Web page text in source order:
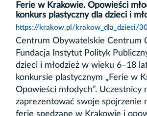
Ferie w Krakowie. Opowieści
konkurs plastyczny dla dzieci i
https://krakow.pl/krakow_dla_dzieci/
Centrum Obywatelskie Centrum
Fundacja Instytut Polityk
dzieci i młodzież w wieku 6–18
konkursie plastycznym „Ferie w
Opowieści młodych”. Uczestnicy
zaprezentować swoje spojrzenie
ferie spędzane w Krakowie i